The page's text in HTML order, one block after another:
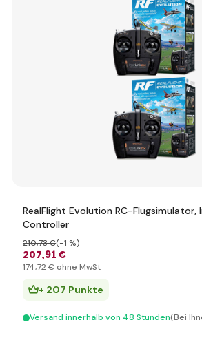
RealFlight Evolution RC-Flugsimulator,
Controller
207,91 €
210,73 €(-1 %)
174,72 € ohne MwSt
+ 207 Punkte
Versand innerhalb von 48 Stunden(Bei